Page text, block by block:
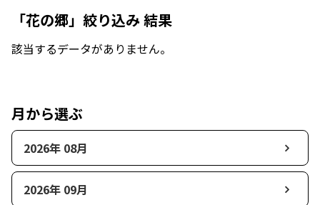
「花の郷」絞り込み 結果
該当するデータがありません。
月から選ぶ
2026年 08月
2026年 09月